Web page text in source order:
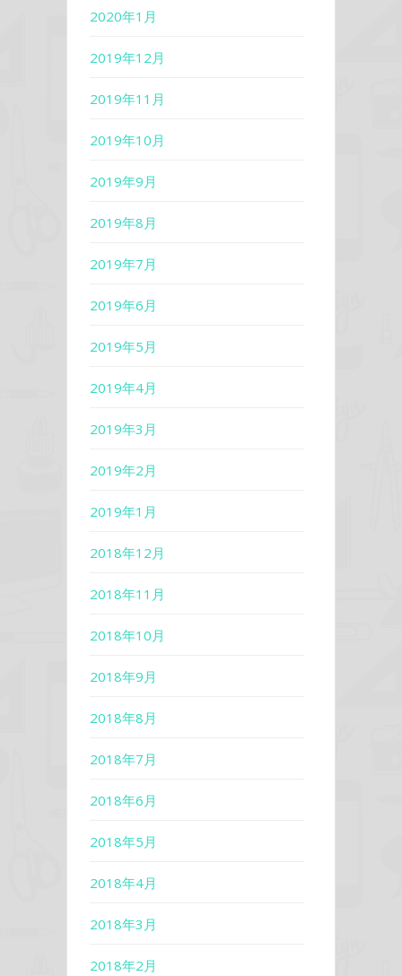
2020年1月
2019年12月
2019年11月
2019年10月
2019年9月
2019年8月
2019年7月
2019年6月
2019年5月
2019年4月
2019年3月
2019年2月
2019年1月
2018年12月
2018年11月
2018年10月
2018年9月
2018年8月
2018年7月
2018年6月
2018年5月
2018年4月
2018年3月
2018年2月